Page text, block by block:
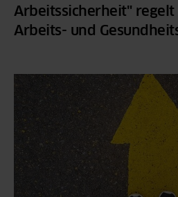
Arbeitssicherheit nach ASiG
Gefährdungsbeurteilung
Betriebliches
Arbeitssicherheit"
Arbeits- und